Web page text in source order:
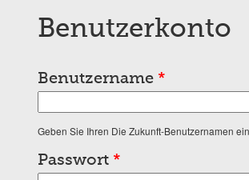
Benutzerkonto
Benutzername *
Geben Sie Ihren Die Zukunft-Benutzernamen
Passwort *